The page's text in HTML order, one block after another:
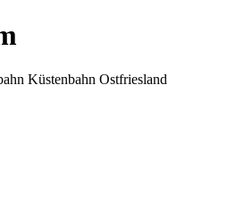
Küstenbahn Ostfriesland